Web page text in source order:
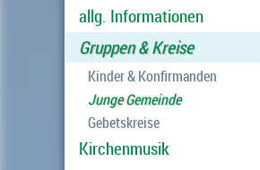
allg. Informationen
Gruppen & Kreise
Kinder & Konfirmanden
Junge Gemeinde
Gebetskreise
Kirchenmusik